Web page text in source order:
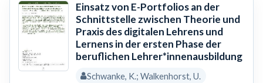
Einsatz von E-Portfolios an der
Schnittstelle zwischen Theorie und
Praxis des digitalen Lehrens und
Lernens in der ersten Phase der
beruflichen Lehrer*innenausbildung
Schwanke, K.; Walkenhorst, U.